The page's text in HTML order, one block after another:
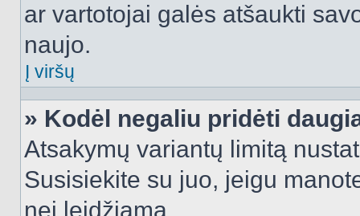
ar vartotojai galės atšaukti
naujo.
Į viršų
» Kodėl negaliu pridėti
Atsakymų variantų limitą
Susisiekite su juo, jeigu
nei leidžiama.